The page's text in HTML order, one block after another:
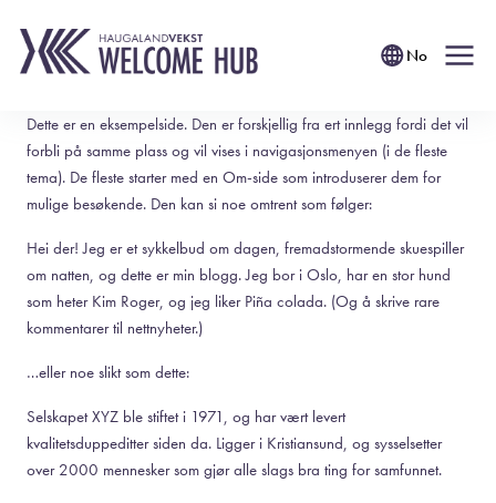
No
Dette er en eksempelside. Den er forskjellig fra ert innlegg fordi det vil
forbli på samme plass og vil vises i navigasjonsmenyen (i de fleste
tema). De fleste starter med en Om-side som introduserer dem for
mulige besøkende. Den kan si noe omtrent som følger:
Hei der! Jeg er et sykkelbud om dagen, fremadstormende skuespiller
om natten, og dette er min blogg. Jeg bor i Oslo, har en stor hund
som heter Kim Roger, og jeg liker Piña colada. (Og å skrive rare
kommentarer til nettnyheter.)
…eller noe slikt som dette:
Selskapet XYZ ble stiftet i 1971, og har vært levert
kvalitetsduppeditter siden da. Ligger i Kristiansund, og sysselsetter
over 2000 mennesker som gjør alle slags bra ting for samfunnet.